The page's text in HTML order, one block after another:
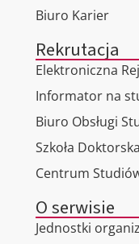
Biuro Karier
Rekrutacja
Elektroniczna
Informator na
Biuro Obsługi
Szkoła Doktorska
Centrum
O serwisie
Jednostki